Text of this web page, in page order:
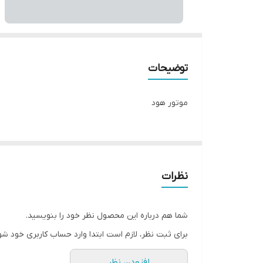
توضیحات
موتور هود
نظرات
شما هم درباره این محصول نظر خود را بنویسید.
برای ثبت نظر، لازم است ابتدا وارد حساب کاربری خود